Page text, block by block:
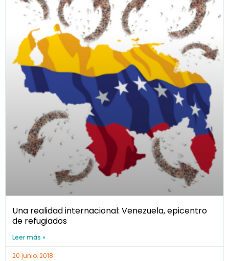
Una realidad internacional: Venezuela, epicentro
de refugiados
Leer más »
20 junio, 2018